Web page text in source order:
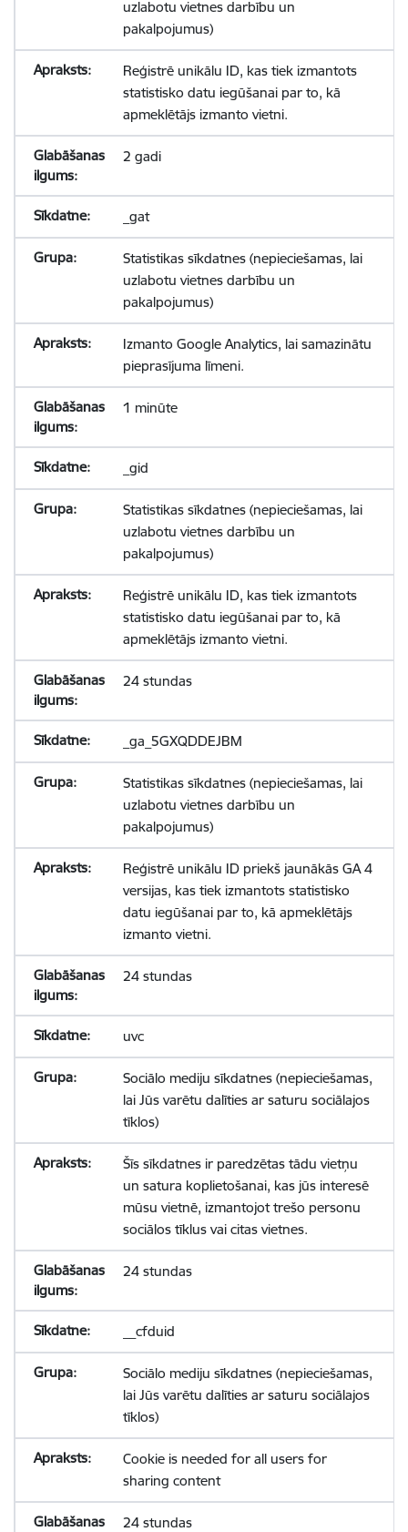
uzlabotu vietnes darbību un
pakalpojumus)
Reģistrē unikālu ID, kas tiek izmantots
statistisko datu iegūšanai par to, kā
apmeklētājs izmanto vietni.
2 gadi
_gat
Statistikas sīkdatnes (nepieciešamas, lai
uzlabotu vietnes darbību un
pakalpojumus)
Izmanto Google Analytics, lai samazinātu
pieprasījuma līmeni.
1 minūte
_gid
Statistikas sīkdatnes (nepieciešamas, lai
uzlabotu vietnes darbību un
pakalpojumus)
Reģistrē unikālu ID, kas tiek izmantots
statistisko datu iegūšanai par to, kā
apmeklētājs izmanto vietni.
24 stundas
_ga_5GXQDDEJBM
Statistikas sīkdatnes (nepieciešamas, lai
uzlabotu vietnes darbību un
pakalpojumus)
Reģistrē unikālu ID priekš jaunākās GA 4
versijas, kas tiek izmantots statistisko
datu iegūšanai par to, kā apmeklētājs
izmanto vietni.
24 stundas
uvc
Sociālo mediju sīkdatnes (nepieciešamas,
lai Jūs varētu dalīties ar saturu sociālajos
tīklos)
Šīs sīkdatnes ir paredzētas tādu vietņu
un satura koplietošanai, kas jūs interesē
mūsu vietnē, izmantojot trešo personu
sociālos tīklus vai citas vietnes.
24 stundas
__cfduid
Sociālo mediju sīkdatnes (nepieciešamas,
lai Jūs varētu dalīties ar saturu sociālajos
tīklos)
Cookie is needed for all users for
sharing content
24 stundas